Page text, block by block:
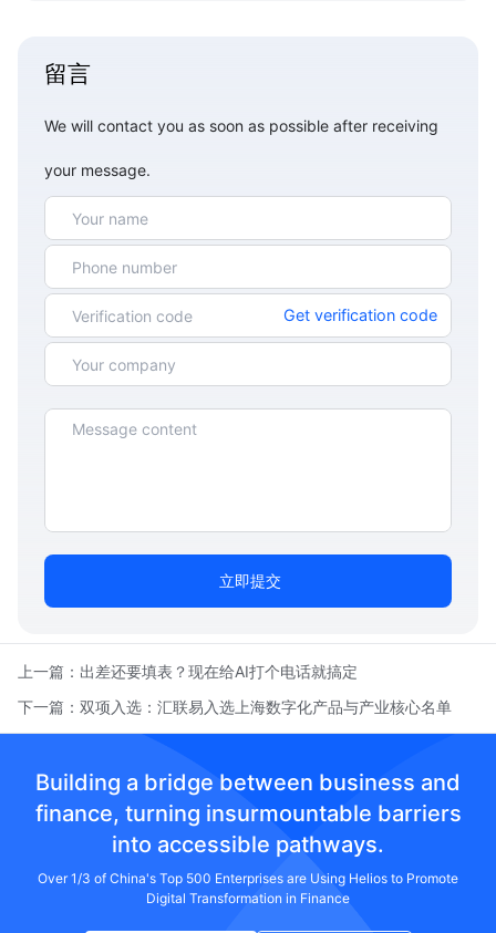
留言
We will contact you as soon as possible after receiving
your message.
Get verification code
立即提交
上一篇： 出差还要填表？现在给AI打个电话就搞定
下一篇： 双项入选：汇联易入选上海数字化产品与产业核心名单
Building a bridge between business and
finance, turning insurmountable barriers
into accessible pathways.
Over 1/3 of China's Top 500 Enterprises are Using Helios to Promote
Digital Transformation in Finance